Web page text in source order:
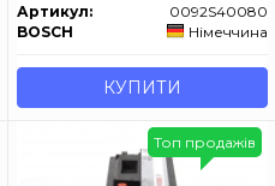
Артикул:
0092S40080
BOSCH
Німеччина
КУПИТИ
Топ продажів